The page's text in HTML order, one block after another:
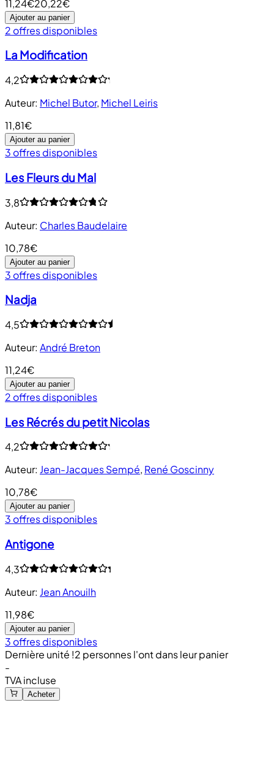
11,24€20,22€
Ajouter au panier
2 offres disponibles
La Modification
4,2
Auteur: Michel Butor, Michel Leiris
11,81€
Ajouter au panier
3 offres disponibles
Les Fleurs du Mal
3,8
Auteur: Charles Baudelaire
10,78€
Ajouter au panier
3 offres disponibles
Nadja
4,5
Auteur: André Breton
11,24€
Ajouter au panier
2 offres disponibles
Les Récrés du petit Nicolas
4,2
Auteur: Jean-Jacques Sempé, René Goscinny
10,78€
Ajouter au panier
3 offres disponibles
Antigone
4,3
Auteur: Jean Anouilh
11,98€
Ajouter au panier
3 offres disponibles
Dernière unité !2 personnes l'ont dans leur panier
-
TVA incluse
Acheter